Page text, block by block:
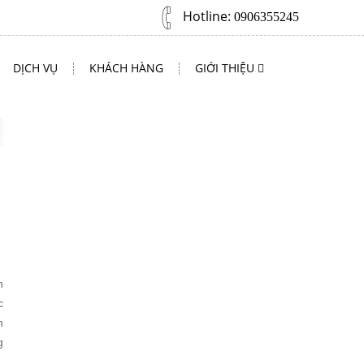
Hotline: 0906355245
DỊCH VỤ KHÁCH HÀNG GIỚI THIỆU